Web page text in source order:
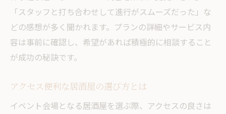
「スタッフと打ち合わせして進行がスムーズだった」な
どの感想が多く聞かれます。プランの詳細やサービス内
容は事前に確認し、希望があれば積極的に相談すること
が成功の秘訣です。
アクセス便利な居酒屋の選び方とは
イベント会場となる居酒屋を選ぶ際、アクセスの良さは